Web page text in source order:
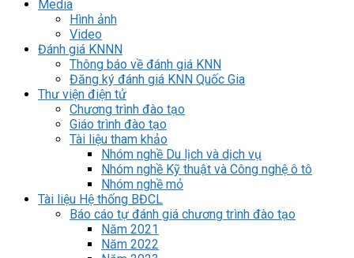
Media
Hình ảnh
Video
Đánh giá KNNN
Thông báo về đánh giá KNN
Đăng ký đánh giá KNN Quốc Gia
Thư viện điện tử
Chương trình đào tạo
Giáo trình đào tạo
Tài liệu tham khảo
Nhóm nghề Du lịch và dịch vụ
Nhóm nghề Kỹ thuật và Công nghệ ô tô
Nhóm nghề mỏ
Tài liệu Hệ thống BĐCL
Báo cáo tự đánh giá chương trình đào tạo
Năm 2021
Năm 2022